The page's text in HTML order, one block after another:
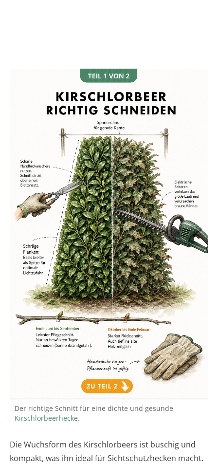
Der richtige Schnitt für eine dichte und gesunde
Kirschlorbeerhecke.
Die Wuchsform des Kirschlorbeers ist buschig und
kompakt, was ihn ideal für Sichtschutzhecken macht.